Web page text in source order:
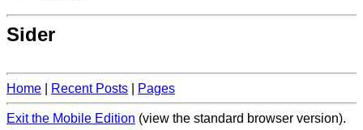
Sider
Home Recent Posts Pages
Exit the Mobile Edition (view the standard browser version).